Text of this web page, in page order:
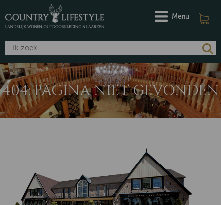
Menu
404: PAGINA NIET GEVONDEN